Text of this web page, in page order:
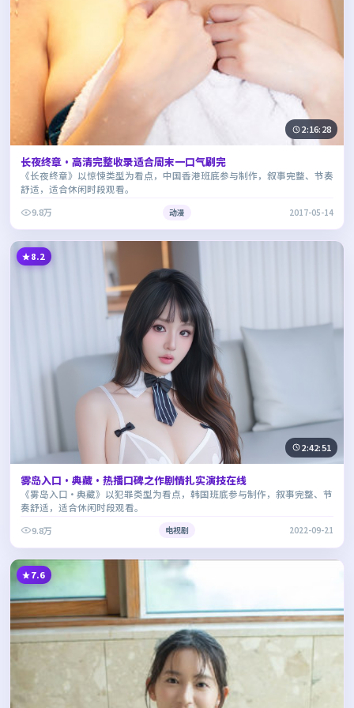
2:16:28
长夜终章·高清完整收录适合周末一口气刷完
《长夜终章》以惊悚类型为看点，中国香港班底参与制作，叙事完整、节奏
舒适，适合休闲时段观看。
9.8万
动漫 2017-05-14
8.2
2:42:51
雾岛入口·典藏·热播口碑之作剧情扎实演技在线
《雾岛入口·典藏》以犯罪类型为看点，韩国班底参与制作，叙事完整、节
奏舒适，适合休闲时段观看。
9.8万
电视剧 2022-09-21
7.6